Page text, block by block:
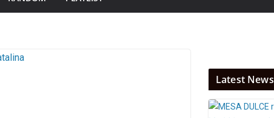
Latest News